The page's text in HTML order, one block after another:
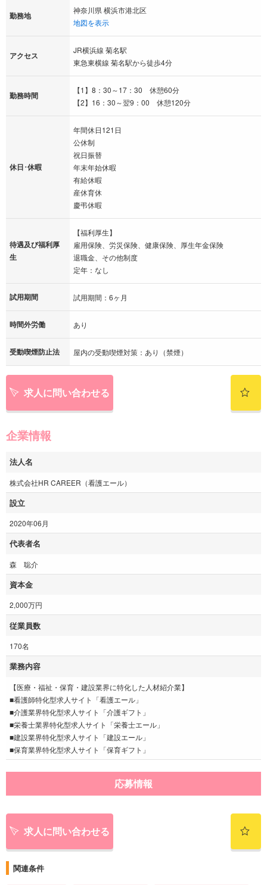
勤務地
神奈川県 横浜市港北区
地図を表示
アクセス
JR横浜線 菊名駅
東急東横線 菊名駅から徒歩4分
勤務時間
【1】8：30～17：30 休憩60分
【2】16：30～翌9：00 休憩120分
休日･休暇
年間休日121日
公休制
祝日振替
年末年始休暇
有給休暇
産休育休
慶弔休暇
待遇及び福利厚
生
【福利厚生】
雇用保険、労災保険、健康保険、厚生年金保険
退職金、その他制度
定年：なし
試用期間 試用期間：6ヶ月
時間外労働 あり
受動喫煙防止法 屋内の受動喫煙対策：あり（禁煙）
求人に問い合わせる
企業情報
法人名
株式会社HR CAREER（看護エール）
設立
2020年06月
代表者名
森 聡介
資本金
2,000万円
従業員数
170名
業務内容
【医療・福祉・保育・建設業界に特化した人材紹介業】
■看護師特化型求人サイト「看護エール」
■介護業界特化型求人サイト「介護ギフト」
■栄養士業界特化型求人サイト「栄養士エール」
■建設業界特化型求人サイト「建設エール」
■保育業界特化型求人サイト「保育ギフト」
応募情報
求人に問い合わせる
関連条件